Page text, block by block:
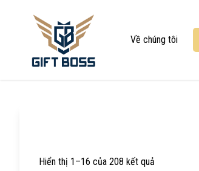
Về chúng tôi
Hiển thị 1–16 của 208 kết quả